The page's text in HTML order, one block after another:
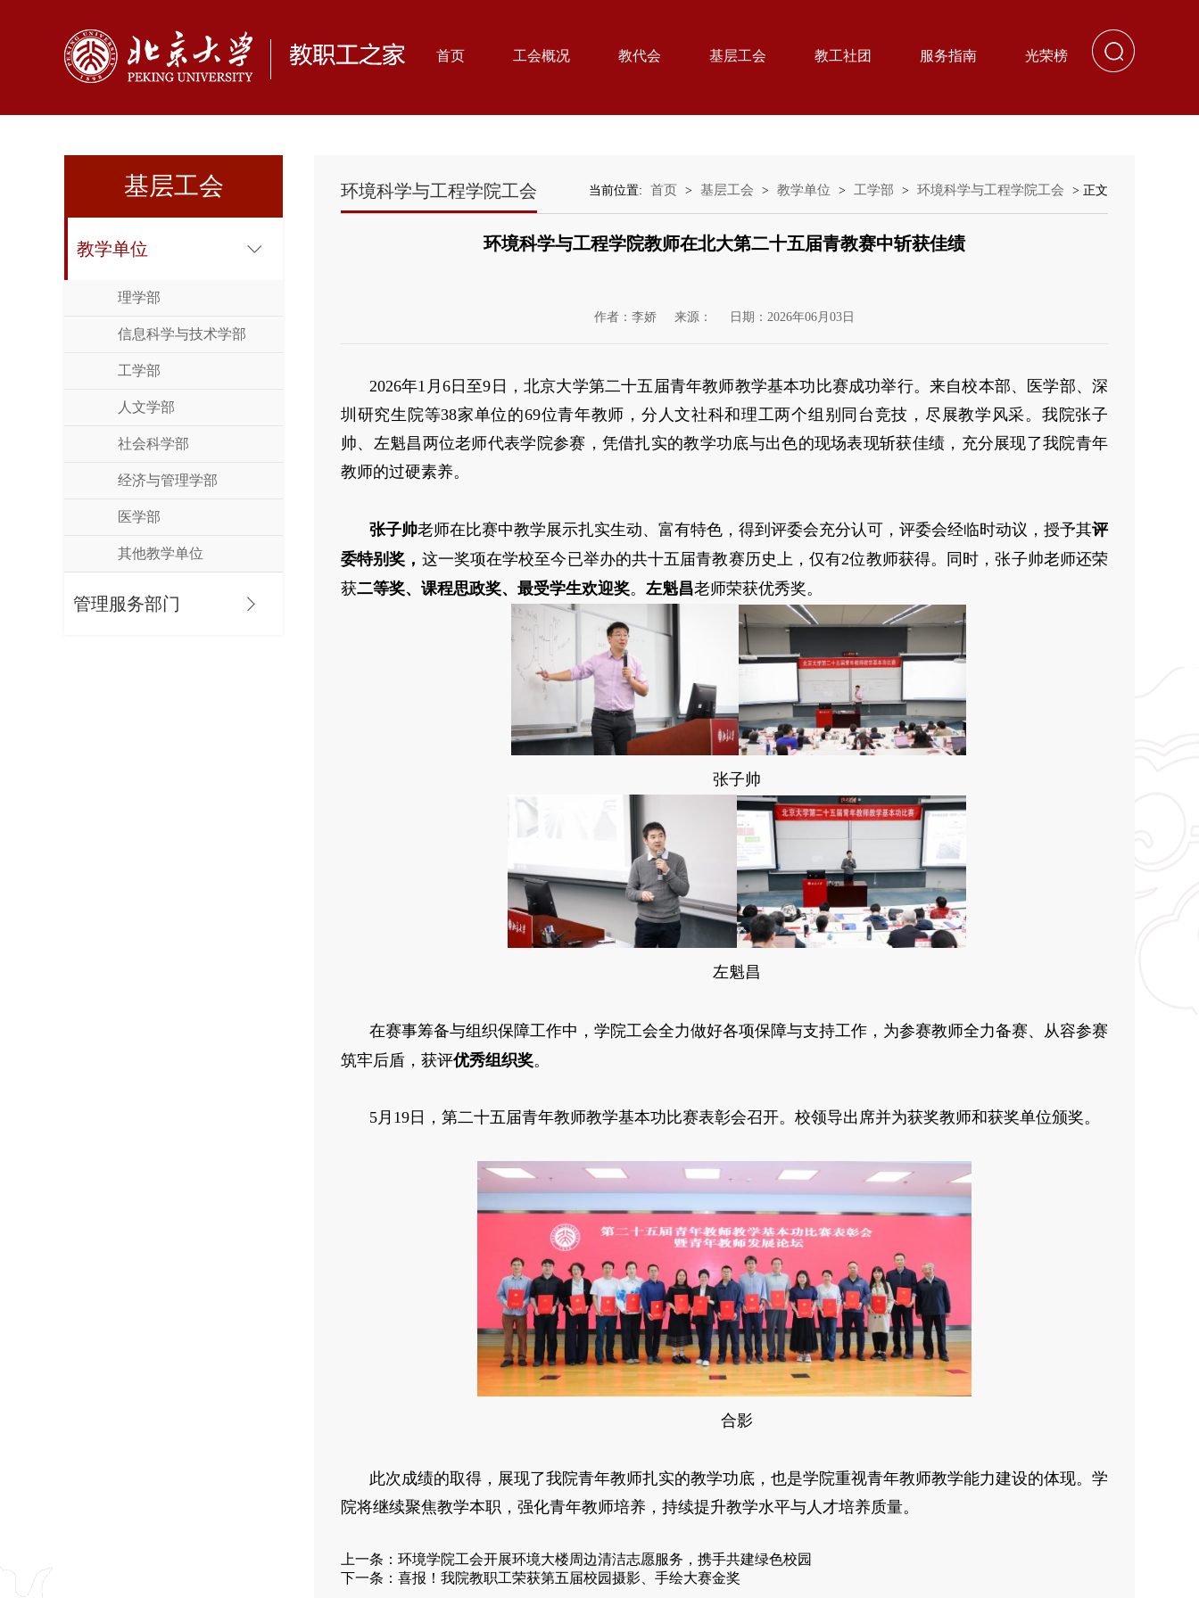
首页 工会概况 教代会 基层工会 教工社团 服务指南 光荣榜
基层工会
教学单位
理学部
信息科学与技术学部
工学部
人文学部
社会科学部
经济与管理学部
医学部
其他教学单位
管理服务部门
环境科学与工程学院工会 当前位置: 首页 > 基层工会 > 教学单位 > 工学部 > 环境科学与工程学院工会 > 正文
环境科学与工程学院教师在北大第二十五届青教赛中斩获佳绩
作者：李娇 来源： 日期：2026年06月03日
2026年1月6日至9日，北京大学第二十五届青年教师教学基本功比赛成功举行。来自校本部、医学部、深
圳研究生院等38家单位的69位青年教师，分人文社科和理工两个组别同台竞技，尽展教学风采。我院张子
帅、左魁昌两位老师代表学院参赛，凭借扎实的教学功底与出色的现场表现斩获佳绩，充分展现了我院青年
教师的过硬素养。
张子帅老师在比赛中教学展示扎实生动、富有特色，得到评委会充分认可，评委会经临时动议，授予其评
委特别奖， 这一奖项在学校至今已举办的共十五届青教赛历史上，仅有2位教师获得。同时，张子帅老师还荣
获二等奖、课程思政奖、最受学生欢迎奖。 左魁昌老师荣获优秀奖。
张子帅
左魁昌
在赛事筹备与组织保障工作中，学院工会全力做好各项保障与支持工作，为参赛教师全力备赛、从容参赛
筑牢后盾，获评优秀组织奖。
5月19日，第二十五届青年教师教学基本功比赛表彰会召开。校领导出席并为获奖教师和获奖单位颁奖。
合影
此次成绩的取得，展现了我院青年教师扎实的教学功底，也是学院重视青年教师教学能力建设的体现。学
院将继续聚焦教学本职，强化青年教师培养，持续提升教学水平与人才培养质量。
上一条： 环境学院工会开展环境大楼周边清洁志愿服务，携手共建绿色校园
下一条： 喜报！我院教职工荣获第五届校园摄影、手绘大赛金奖